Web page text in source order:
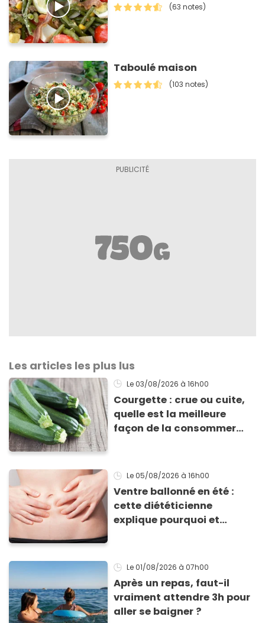
(63 notes)
Taboulé maison
(103 notes)
Les articles les plus lus
Le 03/08/2026 à 16h00
Courgette : crue ou cuite,
quelle est la meilleure
façon de la consommer
Le 05/08/2026 à 16h00
Ventre ballonné en été :
cette diététicienne
explique pourquoi et
Le 01/08/2026 à 07h00
Après un repas, faut-il
vraiment attendre 3h pour
aller se baigner ?